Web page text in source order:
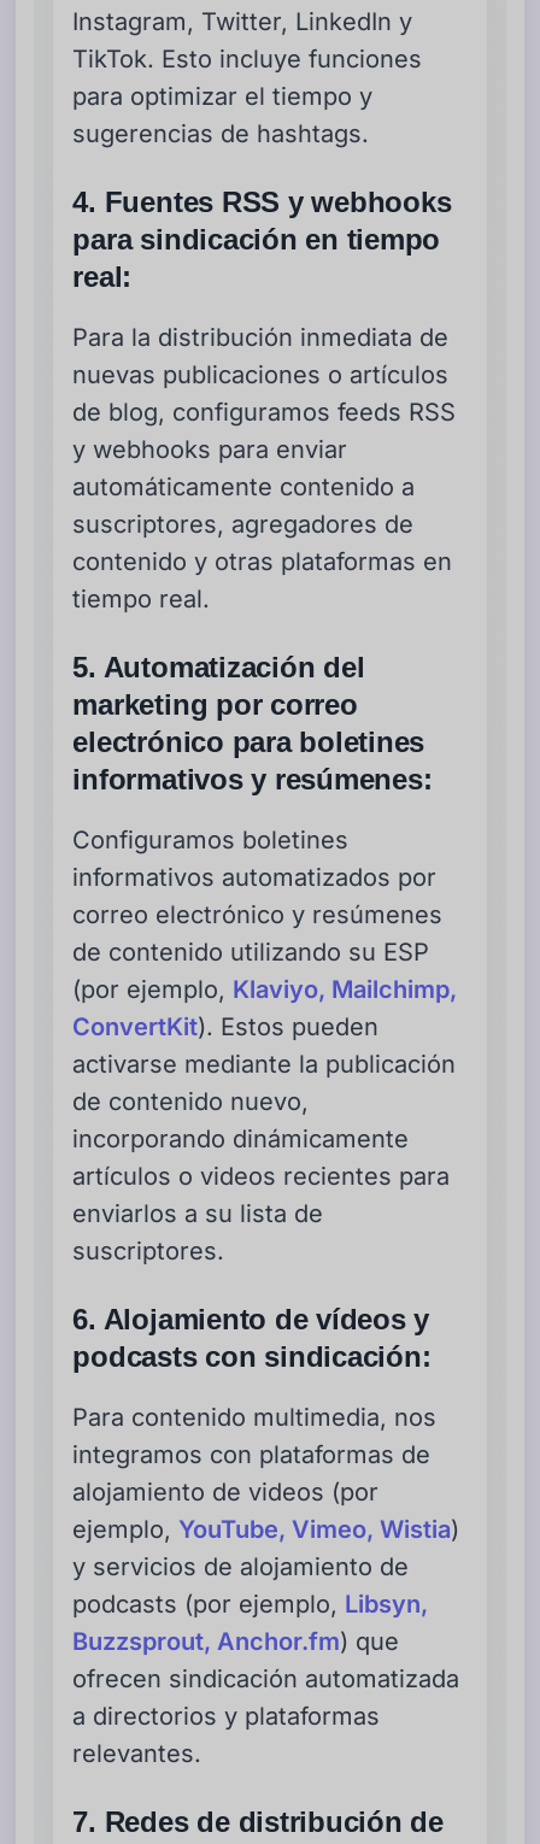
Instagram, Twitter, LinkedIn y
TikTok. Esto incluye funciones
para optimizar el tiempo y
sugerencias de hashtags.
4. Fuentes RSS y webhooks
para sindicación en tiempo
real:
Para la distribución inmediata de
nuevas publicaciones o artículos
de blog, configuramos feeds RSS
y webhooks para enviar
automáticamente contenido a
suscriptores, agregadores de
contenido y otras plataformas en
tiempo real.
5. Automatización del
marketing por correo
electrónico para boletines
informativos y resúmenes:
Configuramos boletines
informativos automatizados por
correo electrónico y resúmenes
de contenido utilizando su ESP
(por ejemplo, Klaviyo, Mailchimp,
ConvertKit). Estos pueden
activarse mediante la publicación
de contenido nuevo,
incorporando dinámicamente
artículos o videos recientes para
enviarlos a su lista de
suscriptores.
6. Alojamiento de vídeos y
podcasts con sindicación:
Para contenido multimedia, nos
integramos con plataformas de
alojamiento de videos (por
ejemplo,YouTube, Vimeo, Wistia)
y servicios de alojamiento de
podcasts (por ejemplo, Libsyn,
Buzzsprout, Anchor.fm) que
ofrecen sindicación automatizada
a directorios y plataformas
relevantes.
7. Redes de distribución de